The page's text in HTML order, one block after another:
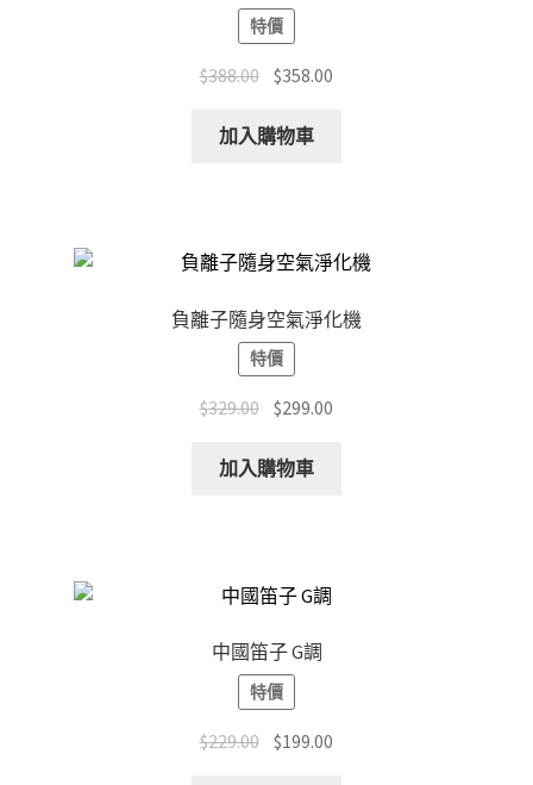
特價
$388.00 Original
was:
$358.00
加入購物車
負離子隨身空氣淨化機
特價
$329.00 Original
was:
$299.00
加入購物車
中國笛子 G調
特價
$229.00 Original
$199.00